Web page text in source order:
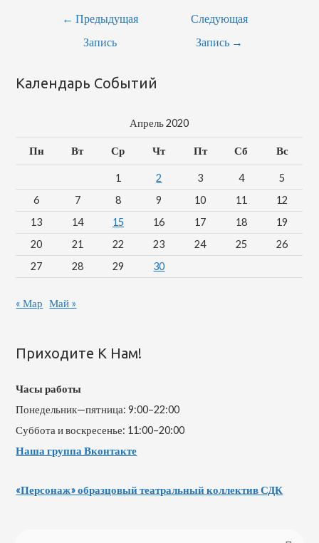
← Предыдущая
Запись
Следующая
Запись →
Календарь Событий
Апрель 2020
Пн Вт Ср Чт Пт Сб Вс
1 2 3 4
5
6
7 8 9 10 11
12
13
14 15 16 17 18
19
20
21 22 23 24 25
26
27
28 29 30
« Мар Май »
Приходите К Нам!
Часы работы
Понедельник—пятница: 9:00–22:00
Суббота и воскресенье: 11:00–20:00
Наша группа Вконтакте
«Персонаж» образцовый театральный коллектив СДК